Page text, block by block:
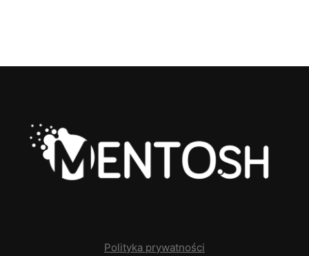
Polityka prywatności